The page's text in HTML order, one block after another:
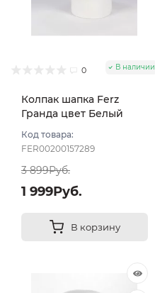
0 В наличии
Колпак шапка Ferz
Гранда цвет Белый
Код товара:
FER00200157289
3 899Руб.
1 999Руб.
В корзину